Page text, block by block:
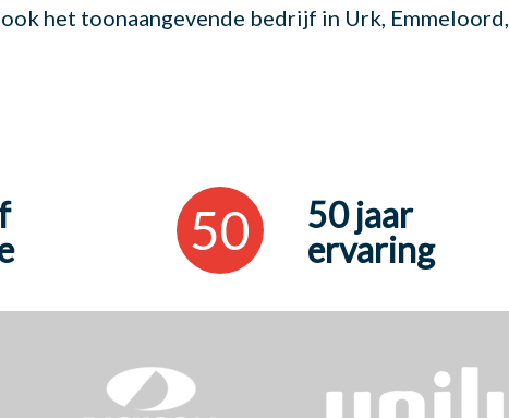
het toonaangevende bedrijf in Urk,
50
50 jaar
ervaring